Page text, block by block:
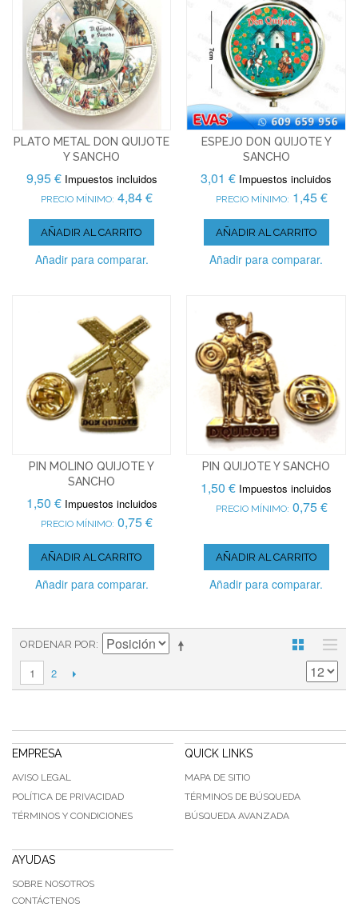
PLATO METAL DON QUIJOTE
Y SANCHO
9,95 € Impuestos incluidos
PRECIO MÍNIMO: 4,84 €
AÑADIR AL CARRITO
Añadir para comparar.
ESPEJO DON QUIJOTE Y
SANCHO
3,01 € Impuestos incluidos
PRECIO MÍNIMO: 1,45 €
AÑADIR AL CARRITO
Añadir para comparar.
PIN MOLINO QUIJOTE Y
SANCHO
1,50 € Impuestos incluidos
PRECIO MÍNIMO: 0,75 €
AÑADIR AL CARRITO
Añadir para comparar.
PIN QUIJOTE Y SANCHO
1,50 € Impuestos incluidos
PRECIO MÍNIMO: 0,75 €
AÑADIR AL CARRITO
Añadir para comparar.
ORDENAR POR
1 2
EMPRESA
AVISO LEGAL
POLÍTICA DE PRIVACIDAD
TÉRMINOS Y CONDICIONES
QUICK LINKS
MAPA DE SITIO
TÉRMINOS DE BÚSQUEDA
BÚSQUEDA AVANZADA
AYUDAS
SOBRE NOSOTROS
CONTÁCTENOS